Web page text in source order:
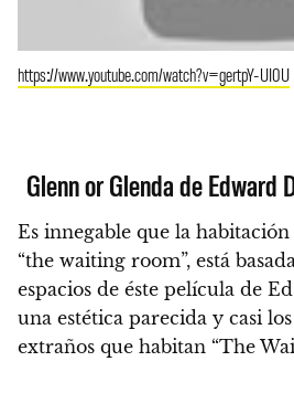
https://www.youtube.com/watch?v=gertpY-UI0U
Glenn or Glenda de Edward
Es innegable que la
“the waiting room”, está
espacios de éste película de
una estética parecida y casi
extraños que habitan “The